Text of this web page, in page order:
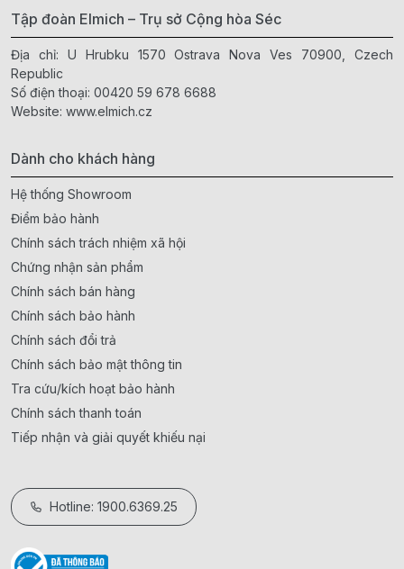
Tập đoàn Elmich – Trụ sở Cộng hòa Séc
Địa chỉ: U Hrubku 1570 Ostrava Nova Ves 70900, Czech
Republic
Số điện thoại: 00420 59 678 6688
Website: www.elmich.cz
Dành cho khách hàng
Hệ thống Showroom
Điểm bảo hành
Chính sách trách nhiệm xã hội
Chứng nhận sản phẩm
Chính sách bán hàng
Chính sách bảo hành
Chính sách đổi trả
Chính sách bảo mật thông tin
Tra cứu/kích hoạt bảo hành
Chính sách thanh toán
Tiếp nhận và giải quyết khiếu nại
Hotline: 1900.6369.25